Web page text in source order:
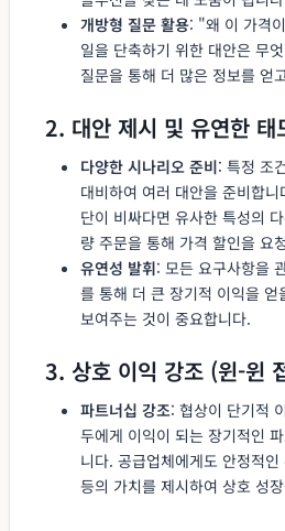
개방형 질문 활용: "왜 이 가격
일을 단축하기 위한 대안은 무
질문을 통해 더 많은 정보를 얻
2. 대안 제시 및 유연한 태
다양한 시나리오 준비: 특정 조
대비하여 여러 대안을 준비합
단이 비싸다면 유사한 특성의
량 주문을 통해 가격 할인을 요
유연성 발휘: 모든 요구사항을
를 통해 더 큰 장기적 이익을
보여주는 것이 중요합니다.
3. 상호 이익 강조 (윈-윈
파트너십 강조: 협상이 단기적
두에게 이익이 되는 장기적인
니다. 공급업체에게도 안정적
등의 가치를 제시하여 상호 성